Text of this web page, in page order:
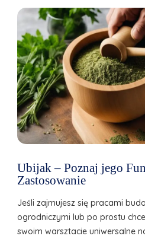
Ubijak – Poznaj jego
Zastosowanie
Jeśli zajmujesz się pracami
ogrodniczymi lub po prostu
swoim warsztacie uniwersalne